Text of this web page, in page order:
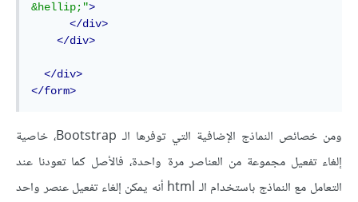
&hellip;">
</div>
</div>
</div>
</form>
ومن خصائص النماذج الإضافية التي توفرها الـ Bootstrap، خاصية
إلغاء تفعيل مجموعة من العناصر مرة واحدة، فالأصل كما تعودنا عند
التعامل مع النماذج باستخدام الـ html أنه يمكن إلغاء تفعيل عنصر واحد